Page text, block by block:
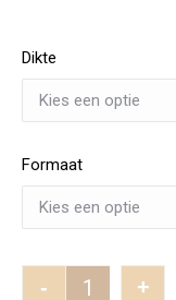
Dikte
Formaat
- +